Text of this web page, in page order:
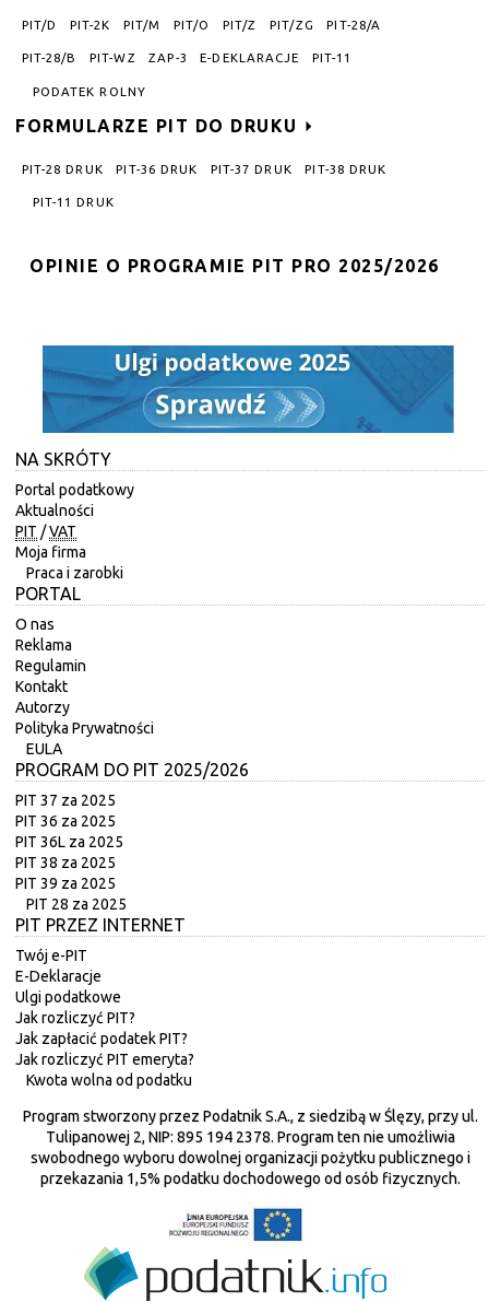
PIT/D PIT-2K PIT/M PIT/O PIT/Z PIT/ZG PIT-28/A
PIT-28/B PIT-WZ ZAP-3 E-DEKLARACJE PIT-11
PODATEK ROLNY
FORMULARZE PIT DO DRUKU
PIT-28 DRUK PIT-36 DRUK PIT-37 DRUK PIT-38 DRUK
PIT-11 DRUK
OPINIE O PROGRAMIE PIT PRO 2025/2026
NA SKRÓTY
Portal podatkowy
Aktualności
PIT /VAT
Moja firma
Praca i zarobki
PORTAL
O nas
Reklama
Regulamin
Kontakt
Autorzy
Polityka Prywatności
EULA
PROGRAM DO PIT 2025/2026
PIT 37 za 2025
PIT 36 za 2025
PIT 36L za 2025
PIT 38 za 2025
PIT 39 za 2025
PIT 28 za 2025
PIT PRZEZ INTERNET
Twój e-PIT
E-Deklaracje
Ulgi podatkowe
Jak rozliczyć PIT?
Jak zapłacić podatek PIT?
Jak rozliczyć PIT emeryta?
Kwota wolna od podatku
Program stworzony przez Podatnik S.A., z siedzibą w Ślęzy, przy ul.
Tulipanowej 2, NIP: 895 194 2378. Program ten nie umożliwia
swobodnego wyboru dowolnej organizacji pożytku publicznego i
przekazania 1,5% podatku dochodowego od osób fizycznych.